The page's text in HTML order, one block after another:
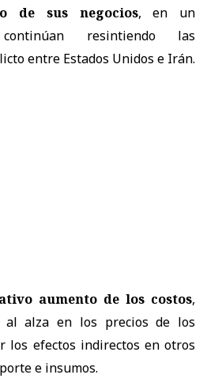
de sus negocios, en un
resintiendo las
entre Estados Unidos e Irán.
aumento de los costos,
alza en los precios de los
los efectos indirectos en otros
e insumos.